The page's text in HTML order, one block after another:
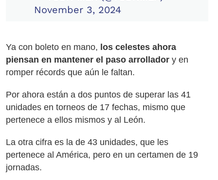
November 3, 2024
Ya con boleto en mano, los celestes ahora
piensan en mantener el paso arrollador y en
romper récords que aún le faltan.
Por ahora están a dos puntos de superar las 41
unidades en torneos de 17 fechas, mismo que
pertenece a ellos mismos y al León.
La otra cifra es la de 43 unidades, que les
pertenece al América, pero en un certamen de 19
jornadas.